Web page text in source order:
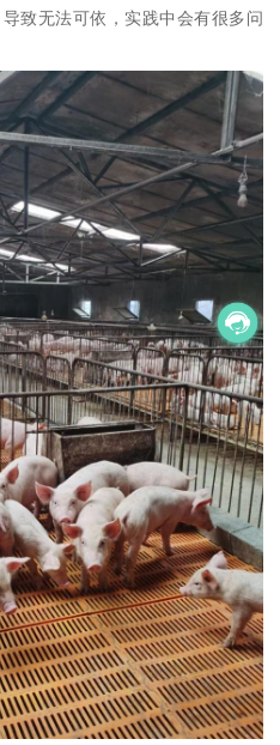
致无法可依，实践中会有很多问